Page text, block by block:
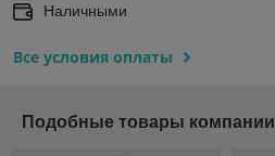
Наличными
Все условия оплаты
Подобные товары компании